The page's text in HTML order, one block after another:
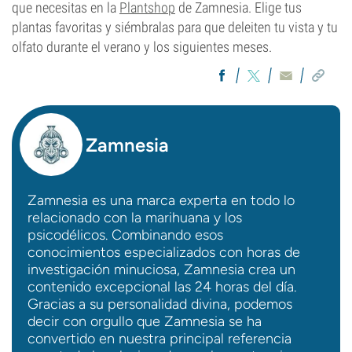
que necesitas en la Plantshop de Zamnesia. Elige tus
plantas favoritas y siémbralas para que deleiten tu vista y tu
olfato durante el verano y los siguientes meses.
Zamnesia
Zamnesia es una marca experta en todo lo
relacionado con la marihuana y los
psicodélicos. Combinando esos
conocimientos especializados con horas de
investigación minuciosa, Zamnesia crea un
contenido excepcional las 24 horas del día.
Gracias a su personalidad divina, podemos
decir con orgullo que Zamnesia se ha
convertido en nuestra principal referencia